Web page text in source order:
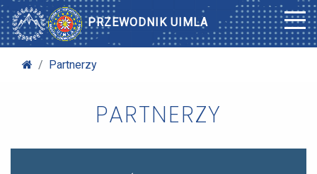
PRZEWODNIK UIMLA
Partnerzy
PARTNERZY